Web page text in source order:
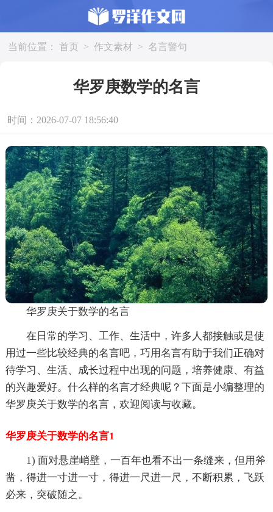
当前位置： 首页 > 作文素材 > 名言警句
华罗庚数学的名言
时间：2026-07-07 18:56:40
华罗庚关于数学的名言
在日常的学习、工作、生活中，许多人都接触或是使
用过一些比较经典的名言吧，巧用名言有助于我们正确对
待学习、生活、成长过程中出现的问题，培养健康、有益
的兴趣爱好。什么样的名言才经典呢？下面是小编整理的
华罗庚关于数学的名言，欢迎阅读与收藏。
华罗庚关于数学的名言1
1) 面对悬崖峭壁，一百年也看不出一条缝来，但用斧
凿，得进一寸进一寸，得进一尺进一尺，不断积累，飞跃
必来，突破随之。